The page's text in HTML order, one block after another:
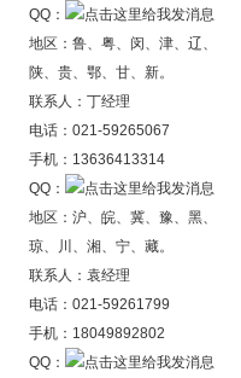
QQ：
地区：鲁、粤、闵、津、辽、
陕、贵、鄂、甘、新。
联系人：丁经理
电话：021-59265067
手机：13636413314
QQ：
地区：沪、皖、冀、豫、黑、
琼、川、湘、宁、藏。
联系人：袁经理
电话：021-59261799
手机：18049892802
QQ：